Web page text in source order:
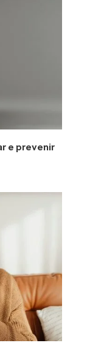
e prevenir